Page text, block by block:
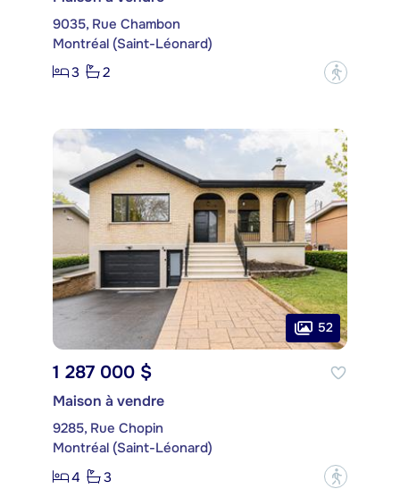
9035, Rue Chambon
Montréal (Saint-Léonard)
3
2 ?
52
1 287 000 $
Maison à vendre
9285, Rue Chopin
Montréal (Saint-Léonard)
4
3 ?